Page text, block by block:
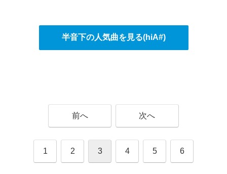
半音下の人気曲を見る(hiA#)
前へ 次へ
1 2 3 4 5 6